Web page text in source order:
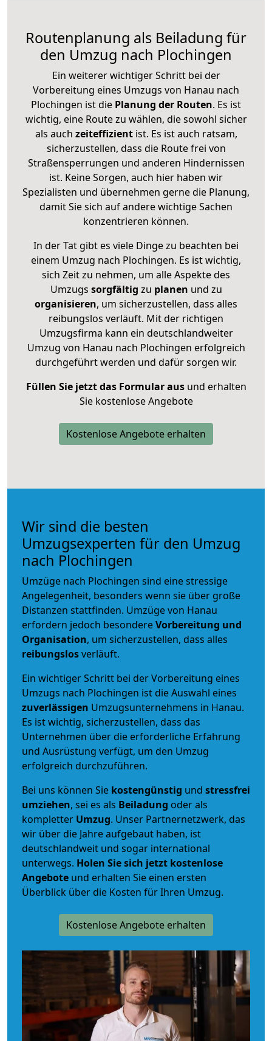
Routenplanung als Beiladung für
den Umzug nach Plochingen
Ein weiterer wichtiger Schritt bei der
Vorbereitung eines Umzugs von Hanau nach
Plochingen ist die Planung der Routen. Es ist
wichtig, eine Route zu wählen, die sowohl sicher
als auch zeiteffizientist. Es ist auch ratsam,
sicherzustellen, dass die Route frei von
Straßensperrungen und anderen Hindernissen
ist. Keine Sorgen, auch hier haben wir
Spezialisten und übernehmen gerne die Planung,
damit Sie sich auf andere wichtige Sachen
konzentrieren können.
In der Tat gibt es viele Dinge zu beachten bei
einem Umzug nach Plochingen. Es ist wichtig,
sich Zeit zu nehmen, um alle Aspekte des
Umzugs sorgfältig zu planen und zu
organisieren, um sicherzustellen, dass alles
reibungslos verläuft. Mit der richtigen
Umzugsfirma kann ein deutschlandweiter
Umzug von Hanau nach Plochingen erfolgreich
durchgeführt werden und dafür sorgen wir.
Füllen Sie jetzt das Formular ausund erhalten
Sie kostenlose Angebote
Kostenlose Angebote erhalten
Wir sind die besten
Umzugsexperten für den Umzug
nach Plochingen
Umzüge nach Plochingen sind eine stressige
Angelegenheit, besonders wenn sie über große
Distanzen stattfinden. Umzüge von Hanau
erfordern jedoch besondereVorbereitung und
Organisation, um sicherzustellen, dass alles
reibungslosverläuft.
Ein wichtiger Schritt bei der Vorbereitung eines
Umzugs nach Plochingen ist die Auswahl eines
zuverlässigen Umzugsunternehmens in Hanau.
Es ist wichtig, sicherzustellen, dass das
Unternehmen über die erforderliche Erfahrung
und Ausrüstung verfügt, um den Umzug
erfolgreich durchzuführen.
Bei uns können Sie kostengünstig und stressfrei
umziehen, sei es als Beiladung oder als
kompletter Umzug. Unser Partnernetzwerk, das
wir über die Jahre aufgebaut haben, ist
deutschlandweit und sogar international
unterwegs. Holen Sie sich jetzt kostenlose
Angebote und erhalten Sie einen ersten
Überblick über die Kosten für Ihren Umzug.
Kostenlose Angebote erhalten